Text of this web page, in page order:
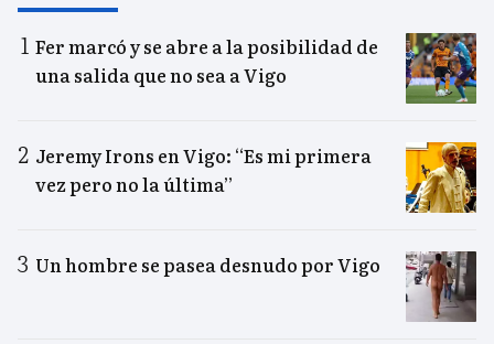
Fer marcó y se abre a la posibilidad de
una salida que no sea a Vigo
Jeremy Irons en Vigo: “Es mi primera
vez pero no la última”
Un hombre se pasea desnudo por Vigo